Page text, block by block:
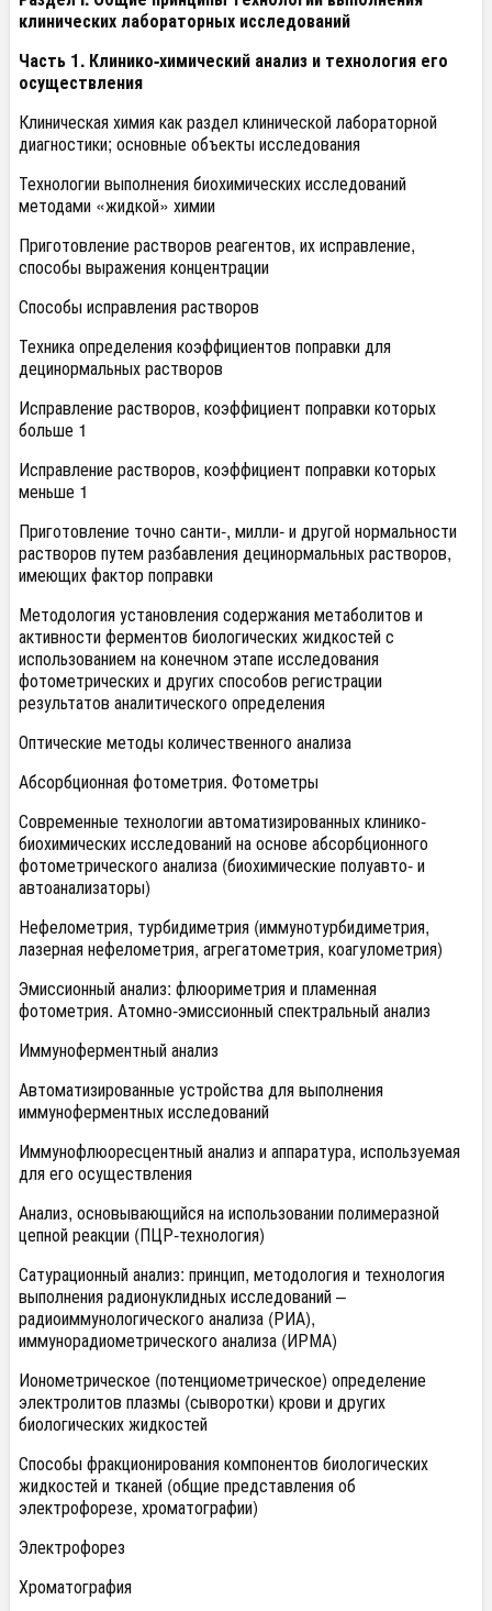
клинических лабораторных исследований
Часть 1. Клинико-химический анализ и технология его
осуществления
Клиническая химия как раздел клинической лабораторной
диагностики; основные объекты исследования
Технологии выполнения биохимических исследований
методами «жидкой» химии
Приготовление растворов реагентов, их исправление,
способы выражения концентрации
Способы исправления растворов
Техника определения коэффициентов поправки для
децинормальных растворов
Исправление растворов, коэффициент поправки которых
больше 1
Исправление растворов, коэффициент поправки которых
меньше 1
Приготовление точно санти-, милли- и другой нормальности
растворов путем разбавления децинормальных растворов,
имеющих фактор поправки
Методология установления содержания метаболитов и
активности ферментов биологических жидкостей с
использованием на конечном этапе исследования
фотометрических и других способов регистрации
результатов аналитического определения
Оптические методы количественного анализа
Абсорбционная фотометрия. Фотометры
Современные технологии автоматизированных клинико-
биохимических исследований на основе абсорбционного
фотометрического анализа (биохимические полуавто- и
автоанализаторы)
Нефелометрия, турбидиметрия (иммунотурбидиметрия,
лазерная нефелометрия, агрегатометрия, коагулометрия)
Эмиссионный анализ: флюориметрия и пламенная
фотометрия. Атомно-эмиссионный спектральный анализ
Иммуноферментный анализ
Автоматизированные устройства для выполнения
иммуноферментных исследований
Иммунофлюоресцентный анализ и аппаратура, используемая
для его осуществления
Анализ, основывающийся на использовании полимеразной
цепной реакции (ПЦР-технология)
Сатурационный анализ: принцип, методология и технология
выполнения радионуклидных исследований –
радиоиммунологического анализа (РИА),
иммунорадиометрического анализа (ИРМА)
Ионометрическое (потенциометрическое) определение
электролитов плазмы (сыворотки) крови и других
биологических жидкостей
Способы фракционирования компонентов биологических
жидкостей и тканей (общие представления об
электрофорезе, хроматографии)
Электрофорез
Хроматография